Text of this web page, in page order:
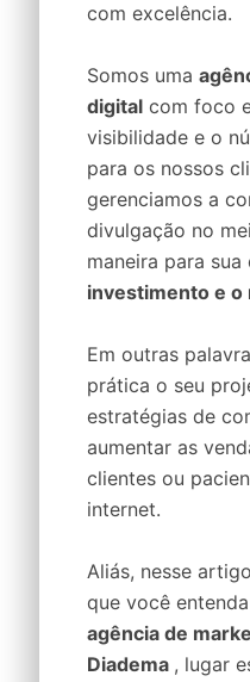
com excelência.
Somos uma
digital com foco
visibilidade e o
para os nossos
gerenciamos a
divulgação no
maneira para
investimento e
Em outras
prática o seu
estratégias de
aumentar as
clientes ou
internet.
Aliás, nesse
que você
agência de
Diadema , lugar